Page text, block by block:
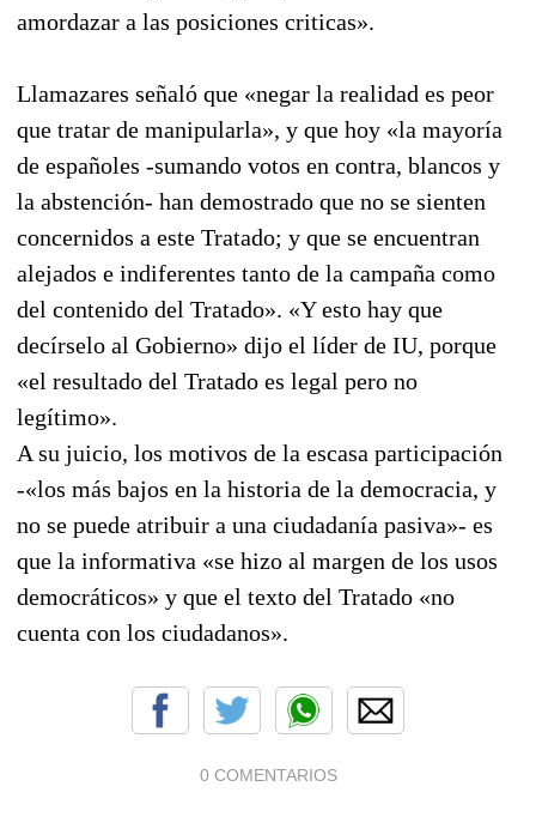
amordazar a las posiciones criticas».
Llamazares señaló que «negar la realidad es peor
que tratar de manipularla», y que hoy «la mayoría
de españoles -sumando votos en contra, blancos y
la abstención- han demostrado que no se sienten
concernidos a este Tratado; y que se encuentran
alejados e indiferentes tanto de la campaña como
del contenido del Tratado». «Y esto hay que
decírselo al Gobierno» dijo el líder de IU, porque
«el resultado del Tratado es legal pero no
legítimo».
A su juicio, los motivos de la escasa participación
-«los más bajos en la historia de la democracia, y
no se puede atribuir a una ciudadanía pasiva»- es
que la informativa «se hizo al margen de los usos
democráticos» y que el texto del Tratado «no
cuenta con los ciudadanos».
0 COMENTARIOS